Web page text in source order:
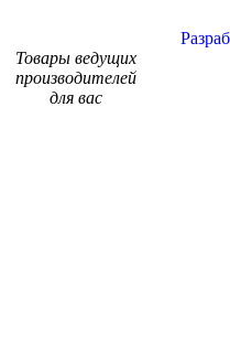
Товары ведущих
производителей
для вас